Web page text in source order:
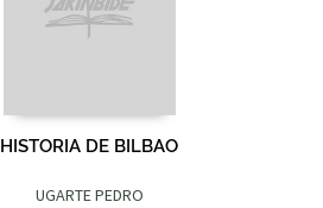
HISTORIA DE BILBAO
UGARTE PEDRO